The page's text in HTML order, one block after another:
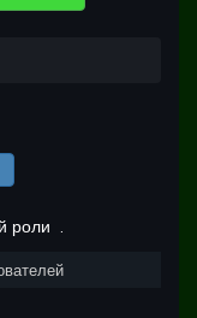
роли .